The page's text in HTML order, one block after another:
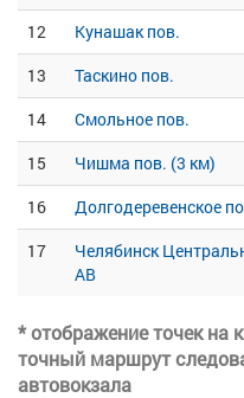
12
Кунашак пов.
13
Таскино пов.
14
Смольное пов.
15
Чишма пов. (3 км)
16
Долгодеревенское
17
Челябинск
АВ
* отображение точек на
точный маршрут
автовокзала